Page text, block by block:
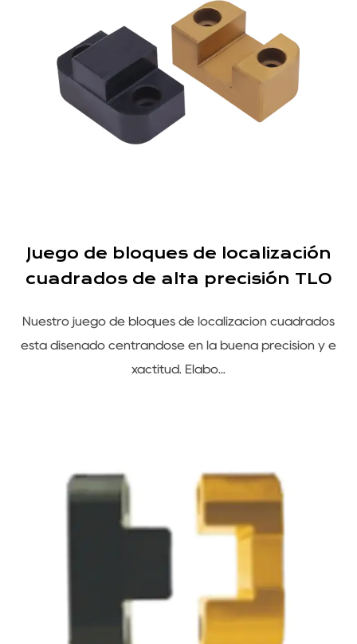
Juego de bloques de localización
cuadrados de alta precisión TLO
Nuestro juego de bloques de localización cuadrados
está diseñado centrándose en la buena precisión y e
xactitud. Elabo...